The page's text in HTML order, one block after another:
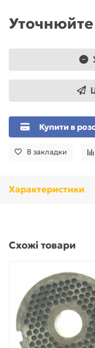
Уточнюйте
Купити в
В закладки
Характеристики
Схожі товари